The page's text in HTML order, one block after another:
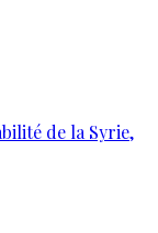
de la Syrie,